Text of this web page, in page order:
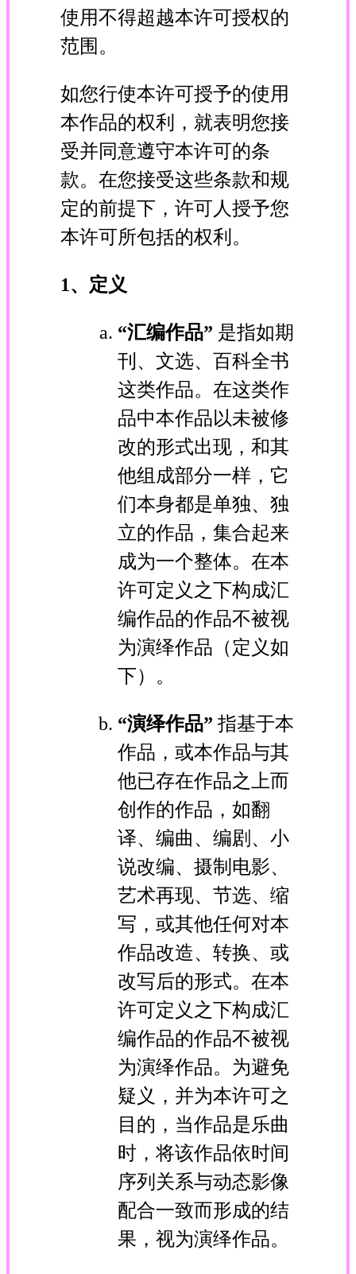
使用不得超越本许可授权的
范围。
如您行使本许可授予的使用
本作品的权利，就表明您接
受并同意遵守本许可的条
款。在您接受这些条款和规
定的前提下，许可人授予您
本许可所包括的权利。
1、定义
“汇编作品” 是指如期
刊、文选、百科全书
这类作品。在这类作
品中本作品以未被修
改的形式出现，和其
他组成部分一样，它
们本身都是单独、独
立的作品，集合起来
成为一个整体。在本
许可定义之下构成汇
编作品的作品不被视
为演绎作品（定义如
下）。
“演绎作品” 指基于本
作品，或本作品与其
他已存在作品之上而
创作的作品，如翻
译、编曲、编剧、小
说改编、摄制电影、
艺术再现、节选、缩
写，或其他任何对本
作品改造、转换、或
改写后的形式。在本
许可定义之下构成汇
编作品的作品不被视
为演绎作品。为避免
疑义，并为本许可之
目的，当作品是乐曲
时，将该作品依时间
序列关系与动态影像
配合一致而形成的结
果，视为演绎作品。